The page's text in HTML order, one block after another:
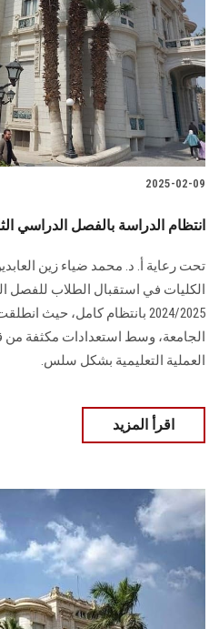
2025-02-09
انتظام الدراسة بالفصل الدراسي
تحت رعاية أ. د. محمد ضياء زين
الكليات في استقبال الطلاب للفصل
2024/2025 بانتظام كامل،
الجامعة، وسط استعدادات مكثفة من
العملية التعليمية بشكل سلس.
اقرأ المزيد